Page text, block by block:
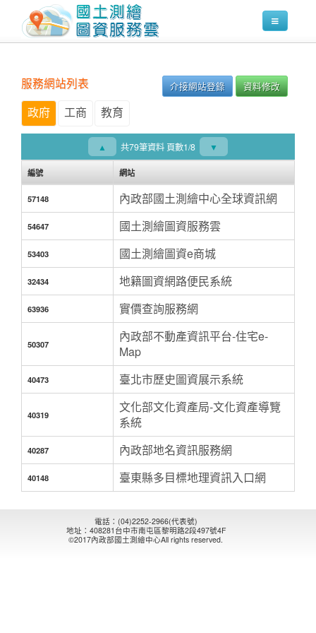
服務網站列表 介接網站登錄 資料修改
政府 工商 教育
▲ 共79筆資料 頁數1/8 ▼
編號 網站
57148 內政部國土測繪中心全球資訊網
54647 國土測繪圖資服務雲
53403 國土測繪圖資e商城
32434 地籍圖資網路便民系統
63936 實價查詢服務網
50307
內政部不動產資訊平台-住宅e-
Map
40473 臺北市歷史圖資展示系統
40319
文化部文化資產局-文化資產導覽
系統
40287 內政部地名資訊服務網
40148 臺東縣多目標地理資訊入口網
電話：(04)2252-2966(代表號)
地址：408281台中市南屯區黎明路2段497號4F
©2017內政部國土測繪中心All rights reserved.